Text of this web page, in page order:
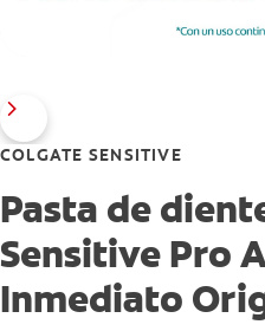
COLGATE SENSITIVE
Pasta de
Sensitive Pro
Inmediato